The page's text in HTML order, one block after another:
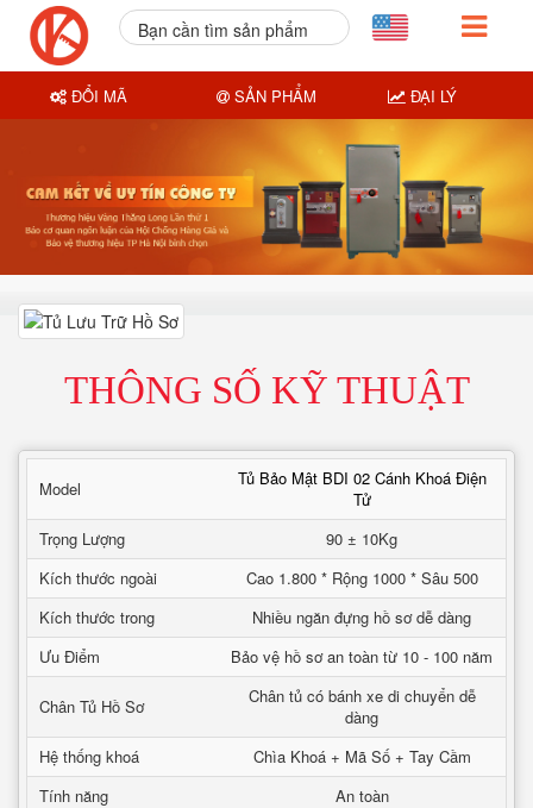
THÔNG SỐ KỸ THUẬT
Model
Tủ Bảo Mật BDI 02 Cánh Khoá Điện
Tử
Trọng Lượng
90 ± 10Kg
Kích thước ngoài
Cao 1.800 * Rộng 1000 * Sâu 500
Kích thước trong
Nhiều ngăn đựng hồ sơ dễ dàng
Ưu Điểm
Bảo vệ hồ sơ an toàn từ 10 - 100 năm
Chân Tủ Hồ Sơ
Chân tủ có bánh xe di chuyển dễ
dàng
Hệ thống khoá
Chìa Khoá + Mã Số + Tay Cầm
Tính năng
An toàn
Bạn cần tìm sản phẩm
ĐỔI MÃ SẢN PHẨM ĐẠI LÝ